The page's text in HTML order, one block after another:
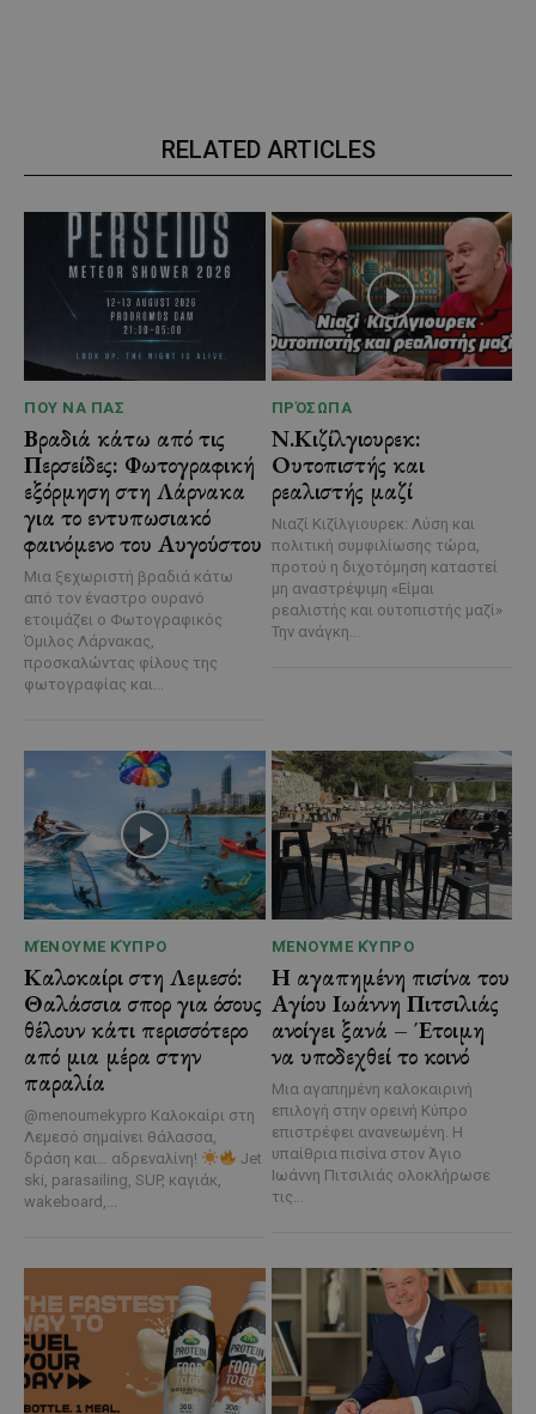
RELATED ARTICLES
ΠΟΥ ΝΑ ΠΑΣ
Βραδιά κάτω από τις
Περσείδες: Φωτογραφική
εξόρμηση στη Λάρνακα
για το εντυπωσιακό
φαινόμενο του Αυγούστου
Μια ξεχωριστή βραδιά κάτω
από τον έναστρο ουρανό
ετοιμάζει ο Φωτογραφικός
Όμιλος Λάρνακας,
προσκαλώντας φίλους της
φωτογραφίας και...
ΠΡΌΣΩΠΑ
Ν.Κιζίλγιουρεκ:
Ουτοπιστής και
ρεαλιστής μαζί
Νιαζί Κιζίλγιουρεκ: Λύση και
πολιτική συμφιλίωσης τώρα,
προτού η διχοτόμηση καταστεί
μη αναστρέψιμη «Είμαι
ρεαλιστής και ουτοπιστής μαζί»
Την ανάγκη...
ΜΈΝΟΥΜΕ ΚΎΠΡΟ
Καλοκαίρι στη Λεμεσό:
Θαλάσσια σπορ για όσους
θέλουν κάτι περισσότερο
από μια μέρα στην
παραλία
@menoumekypro Καλοκαίρι στη
Λεμεσό σημαίνει θάλασσα,
δράση και… αδρεναλίνη!
Jet
ski, parasailing, SUP, καγιάκ,
wakeboard,...
ΜΈΝΟΥΜΕ ΚΎΠΡΟ
Η αγαπημένη πισίνα του
Αγίου Ιωάννη Πιτσιλιάς
ανοίγει ξανά – Έτοιμη
να υποδεχθεί το κοινό
Μια αγαπημένη καλοκαιρινή
επιλογή στην ορεινή Κύπρο
επιστρέφει ανανεωμένη. Η
υπαίθρια πισίνα στον Άγιο
Ιωάννη Πιτσιλιάς ολοκλήρωσε
τις...